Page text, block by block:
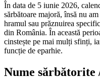
În data de 5 iunie 2026,
sărbătoare majoră, însă nu
hramul sau prăznuirea
din România. În această
cinstește pe mai mulți sfinți,
funcție de eparhie.
Nume sărbătorite